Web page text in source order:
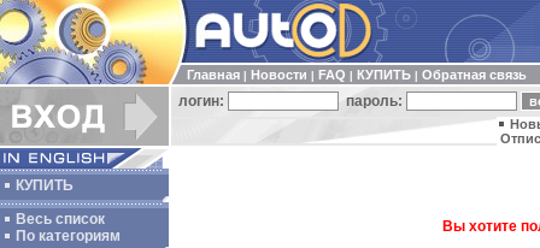
Главная Новости FAQ КУПИТЬ Обратная связь
логин: пароль:
КУПИТЬ
Весь список
По категориям
Вы хотите